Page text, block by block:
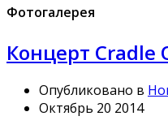
Фотогалерея
Концерт Cradle
Опубликовано в
Октябрь 20 2014